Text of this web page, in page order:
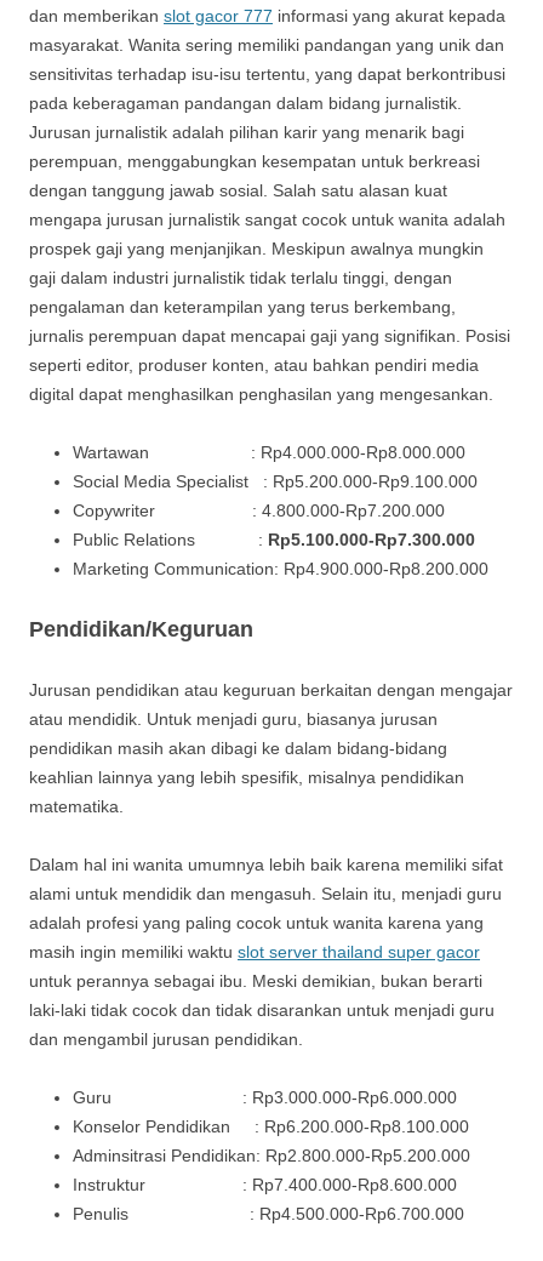
dan memberikan slot gacor 777 informasi yang akurat kepada
masyarakat. Wanita sering memiliki pandangan yang unik dan
sensitivitas terhadap isu-isu tertentu, yang dapat berkontribusi
pada keberagaman pandangan dalam bidang jurnalistik.
Jurusan jurnalistik adalah pilihan karir yang menarik bagi
perempuan, menggabungkan kesempatan untuk berkreasi
dengan tanggung jawab sosial. Salah satu alasan kuat
mengapa jurusan jurnalistik sangat cocok untuk wanita adalah
prospek gaji yang menjanjikan. Meskipun awalnya mungkin
gaji dalam industri jurnalistik tidak terlalu tinggi, dengan
pengalaman dan keterampilan yang terus berkembang,
jurnalis perempuan dapat mencapai gaji yang signifikan. Posisi
seperti editor, produser konten, atau bahkan pendiri media
digital dapat menghasilkan penghasilan yang mengesankan.
Wartawan : Rp4.000.000-Rp8.000.000
Social Media Specialist : Rp5.200.000-Rp9.100.000
Copywriter : 4.800.000-Rp7.200.000
Public Relations : Rp5.100.000-Rp7.300.000
Marketing Communication: Rp4.900.000-Rp8.200.000
Pendidikan/Keguruan
Jurusan pendidikan atau keguruan berkaitan dengan mengajar
atau mendidik. Untuk menjadi guru, biasanya jurusan
pendidikan masih akan dibagi ke dalam bidang-bidang
keahlian lainnya yang lebih spesifik, misalnya pendidikan
matematika.
Dalam hal ini wanita umumnya lebih baik karena memiliki sifat
alami untuk mendidik dan mengasuh. Selain itu, menjadi guru
adalah profesi yang paling cocok untuk wanita karena yang
masih ingin memiliki waktu slot server thailand super gacor
untuk perannya sebagai ibu. Meski demikian, bukan berarti
laki-laki tidak cocok dan tidak disarankan untuk menjadi guru
dan mengambil jurusan pendidikan.
Guru : Rp3.000.000-Rp6.000.000
Konselor Pendidikan : Rp6.200.000-Rp8.100.000
Adminsitrasi Pendidikan: Rp2.800.000-Rp5.200.000
Instruktur : Rp7.400.000-Rp8.600.000
Penulis : Rp4.500.000-Rp6.700.000